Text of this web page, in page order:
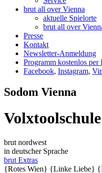
brut all over Vienna
aktuelle Spielorte
brut all over
Presse
Kontakt
Newsletter-Anmeldung
Programm kostenlos per
Facebook, Instagram,
Sodom Vienna
Volxtoolschule
brut nordwest
in deutscher Sprache
brut Extras
{Rotes Wien} {Linke Liebe}